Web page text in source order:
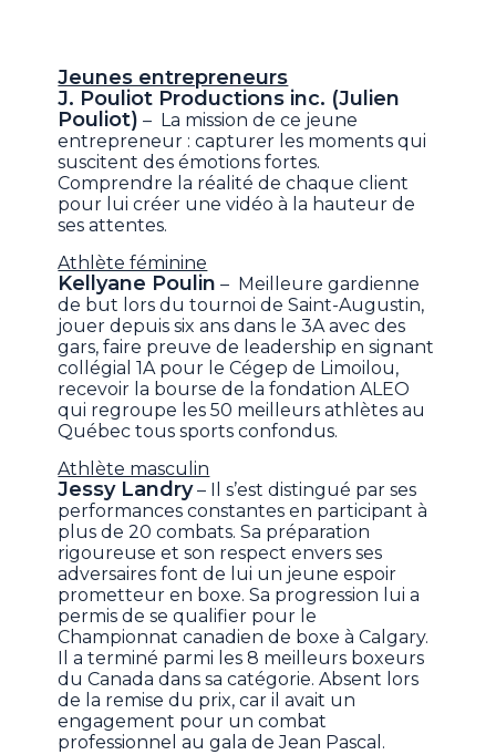
Jeunes entrepreneurs
J. Pouliot Productions inc. (Julien
Pouliot) – La mission de ce jeune
entrepreneur : capturer les moments qui
suscitent des émotions fortes.
Comprendre la réalité de chaque client
pour lui créer une vidéo à la hauteur de
ses attentes.
Athlète féminine
Kellyane Poulin – Meilleure gardienne
de but lors du tournoi de Saint-Augustin,
jouer depuis six ans dans le 3A avec des
gars, faire preuve de leadership en signant
collégial 1A pour le Cégep de Limoilou,
recevoir la bourse de la fondation ALEO
qui regroupe les 50 meilleurs athlètes au
Québec tous sports confondus.
Athlète masculin
Jessy Landry– Il s’est distingué par ses
performances constantes en participant à
plus de 20 combats. Sa préparation
rigoureuse et son respect envers ses
adversaires font de lui un jeune espoir
prometteur en boxe. Sa progression lui a
permis de se qualifier pour le
Championnat canadien de boxe à Calgary.
Il a terminé parmi les 8 meilleurs boxeurs
du Canada dans sa catégorie. Absent lors
de la remise du prix, car il avait un
engagement pour un combat
professionnel au gala de Jean Pascal.